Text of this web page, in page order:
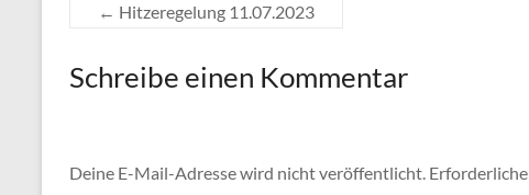
← Hitzeregelung 11.07.2023
Schreibe einen Kommentar
Deine E-Mail-Adresse wird nicht veröffentlicht.